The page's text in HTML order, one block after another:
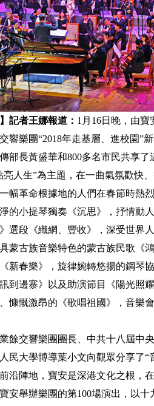
記者王娜報道： 1月16日晚，由
樂團“2018年走基層、進校園”
部長黃盛華和800多名市民共享了
生”為主題，在一曲氣氛歡快、
幅革命根據地的人們在春節時熱
的小提琴獨奏《沉思》，抒情動
選段《織網、豐收》，深受世界
蒙古族音樂特色的蒙古族民歌《
新春樂》，旋律婉轉悠揚的鋼琴
到邊寨》以及助演節目《陽光照
慷慨激昂的《歌唱祖國》，音樂
交響樂團團長、中共十八屆中央
民大學博導葉小文向觀眾分享了“
沿陣地，寶安是深港文化之根，
安舉辦樂團的第100場演出，以